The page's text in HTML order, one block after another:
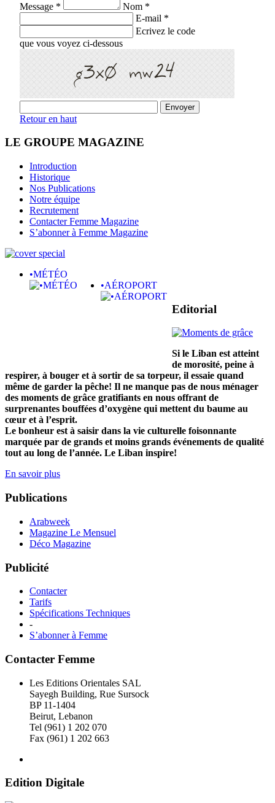
Message *
Nom *
E-mail *
Ecrivez le code
que vous voyez ci-dessous
Retour en haut
LE GROUPE MAGAZINE
Introduction
Historique
Nos Publications
Notre équipe
Recrutement
Contacter Femme Magazine
S’abonner à Femme Magazine
•MÉTÉO
•AÉROPORT
Editorial
Si le Liban est atteint
de morosité, peine à
respirer, à bouger et à sortir de sa torpeur, il essaie quand
même de garder la pêche! Il ne manque pas de nous ménager
des moments de grâce gratifiants en nous offrant de
surprenantes bouffées d’oxygène qui mettent du baume au
cœur et à l’esprit.
Le bonheur est à saisir dans la vie culturelle foisonnante
marquée par de grands et moins grands événements de qualité
tout au long de l’année. Le Liban inspire!
En savoir plus
Publications
Arabweek
Magazine Le Mensuel
Déco Magazine
Publicité
Contacter
Tarifs
Spécifications Techniques
-
S’abonner à Femme
Contacter Femme
Les Editions Orientales SAL
Sayegh Building, Rue Sursock
BP 11-1404
Beirut, Lebanon
Tel (961) 1 202 070
Fax (961) 1 202 663
Edition Digitale